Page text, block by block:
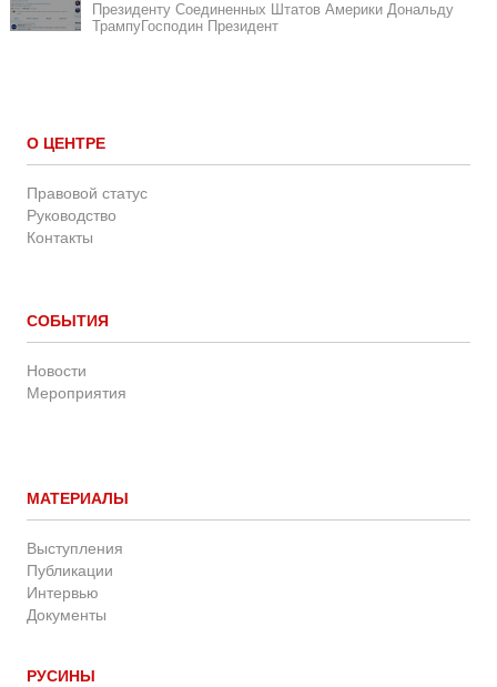
Президенту Соединенных Штатов Америки Дональду
ТрампуГосподин Пpeзидeнт
О ЦЕНТРЕ
Правовой статус
Руководство
Контакты
СОБЫТИЯ
Новости
Мероприятия
МАТЕРИАЛЫ
Выступления
Публикации
Интервью
Документы
РУСИНЫ